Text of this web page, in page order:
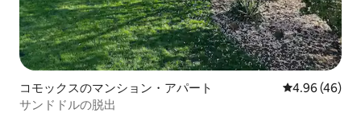
コモックスのマンション・アパート レビュー46
4.96 (46)
サンドドルの脱出